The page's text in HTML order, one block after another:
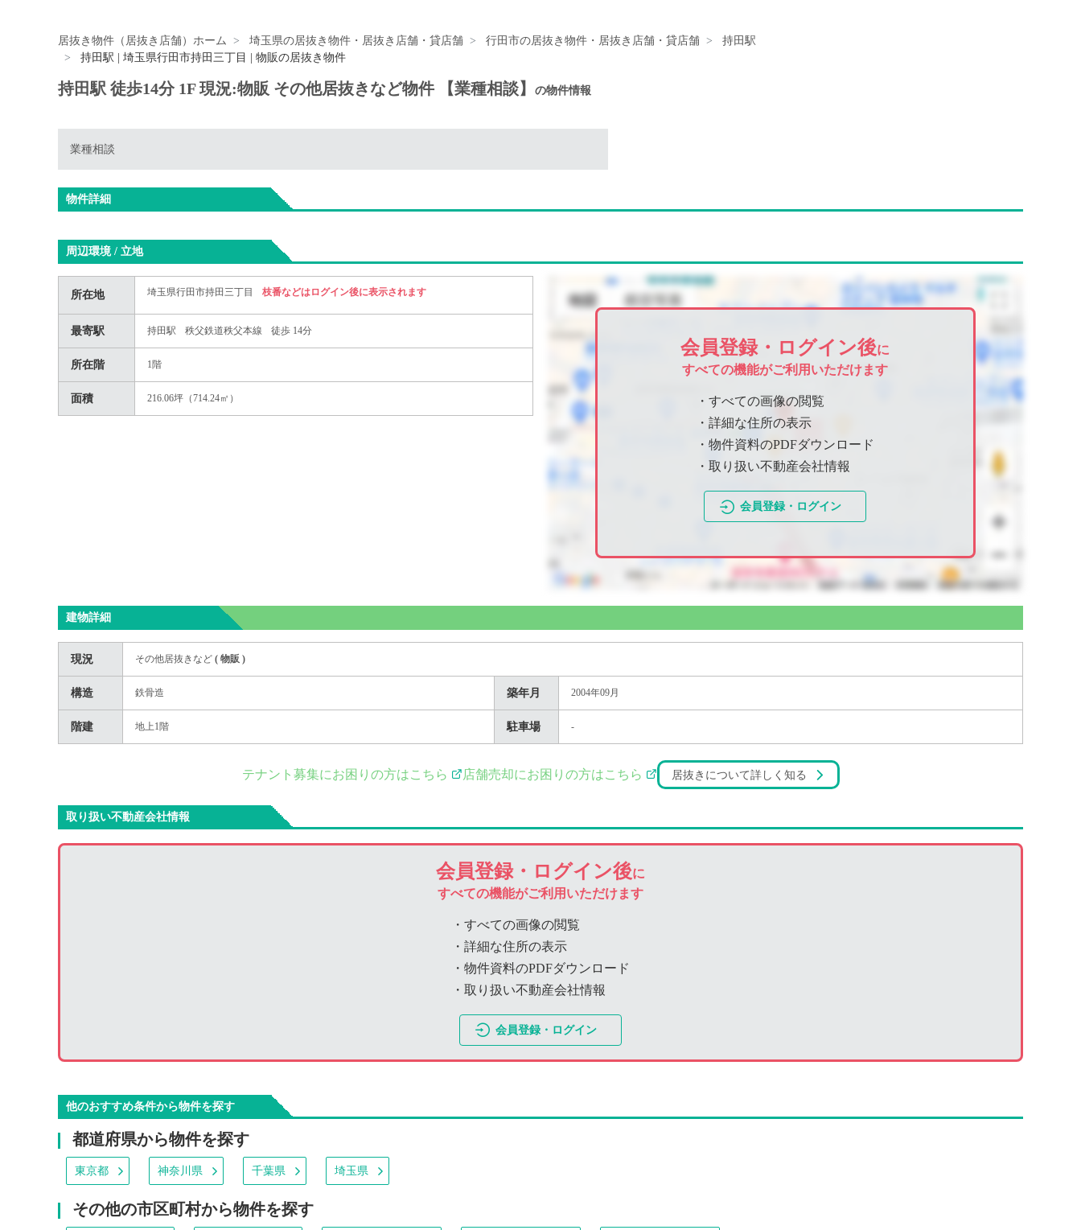
居抜き物件（居抜き店舗）ホーム 埼玉県の居抜き物件・居抜き店舗・貸店舗 行田市の居抜き物件・居抜き店舗・貸店舗
持田駅
持田駅 | 埼玉県行田市持田三丁目 | 物販の居抜き物件
持田駅 徒歩14分 1F 現況:物販 その他居抜きなど物件 【業種相談】 の物件情報
業種相談
物件詳細
周辺環境 / 立地
所在地 埼玉県行田市持田三丁目 枝番などはログイン後に表示されます
最寄駅 持田駅 秩父鉄道秩父本線 徒歩 14分
所在階 1階
面積 216.06坪（714.24㎡）
会員登録・ログイン後に
すべての機能がご利用いただけます
・すべての画像の閲覧
・詳細な住所の表示
・物件資料のPDFダウンロード
・取り扱い不動産会社情報
会員登録・ログイン
建物詳細
現況 その他居抜きなど ( 物販 )
構造 鉄骨造 築年月 2004年09月
階建 地上1階 駐車場 -
テナント募集にお困りの方はこちら 店舗売却にお困りの方はこちら 居抜きについて詳しく知る
取り扱い不動産会社情報
会員登録・ログイン後に
すべての機能がご利用いただけます
・すべての画像の閲覧
・詳細な住所の表示
・物件資料のPDFダウンロード
・取り扱い不動産会社情報
会員登録・ログイン
他のおすすめ条件から物件を探す
都道府県から物件を探す
東京都 神奈川県 千葉県 埼玉県
その他の市区町村から物件を探す